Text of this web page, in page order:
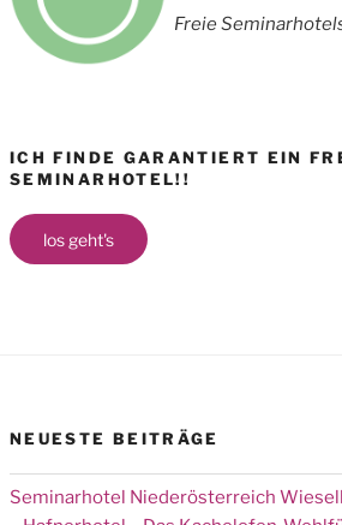
Freie
ICH FINDE GARANTIERT EIN
SEMINARHOTEL!!
los geht's
NEUESTE BEITRÄGE
Seminarhotel Niederösterreich